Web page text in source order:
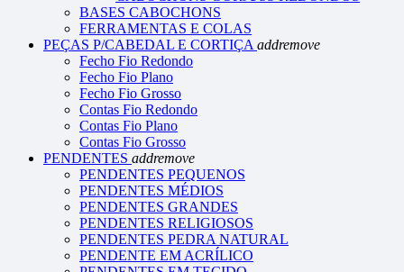
BASES CABOCHONS
FERRAMENTAS E COLAS
PEÇAS P/CABEDAL E CORTIÇA addremove
Fecho Fio Redondo
Fecho Fio Plano
Fecho Fio Grosso
Contas Fio Redondo
Contas Fio Plano
Contas Fio Grosso
PENDENTES addremove
PENDENTES PEQUENOS
PENDENTES MÉDIOS
PENDENTES GRANDES
PENDENTES RELIGIOSOS
PENDENTES PEDRA NATURAL
PENDENTE EM ACRÍLICO